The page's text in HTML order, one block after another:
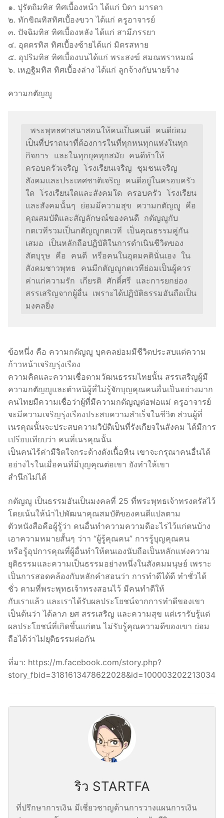
๑. ปุรัตถิมทิส ทิศเบื้องหน้า ได้แก่ บิดา มารดา
๒. ทักขิณทิสทิศเบื้องขวา ได้แก่ ครูอาจารย์
๓. ปัจฉิมทิส ทิศเบื้องหลัง ได้แก่ สามีภรรยา
๔. อุตตรทิส ทิศเบื้องซ้ายได้แก่ มิตรสหาย
๕. อุปริมทิส ทิศเบื้องบนได้แก่ พระสงฆ์ สมณพราหมณ์
๖. เหฏฐิมทิส ทิศเบื้องล่าง ได้แก่ ลูกจ้างกับนายจ้าง
ความกตัญญู
เป็นที่ปราถนาที่ต้องการในที่ทุกหนทุกแห่งในทุก
กิจการ และในทุกยุคทุกสมัย คนดีทำให้
ครอบครัวเจริญ โรงเรียนเจริญ ชุมชนเจริญ
สังคมและประเทศชาติเจริญ คนดีอยู่ในครอบครัว
ใด โรงเรียนใดและสังคมใด ครอบครัว โรงเรียน
และสังคมนั้นๆ ย่อมมีความสุข ความกตัญญู คือ
คุณสมบัติและสัญลักษณ์ของคนดี กตัญญูกับ
กตเวทีรวมเป็นกตัญญูกตเวที เป็นคุณธรรมคู่กัน
เสมอ เป็นหลักถือปฏิบัติในการดำเนินชีวิตของ
สัตบุรุษ คือ คนดี หรือคนในอุดมคตินั่นเอง ใน
สังคมชาวพุทธ คนมีกตัญญูกตเวทีย่อมเป็นผู้ควร
ค่าแก่ความรัก เกียรติ ศักดิ์ศรี และการยกย่อง
สรรเสริญจากผู้อื่น เพราะได้ปฏิบัติธรรมอันถือเป็น
มงคลยิ่ง
ข้อหนึ่ง คือ ความกตัญญู บุคคลย่อมมีชีวิตประสบแต่ความ
ก้าวหน้าเจริญรุ่งเรือง
ความคิดและความเชื่อตามวัฒนธรรมไทยนั้น สรรเสริญผู้มี
ความกตัญญูและตำหนิผู้ที่ไม่รู้จักบุญคุณคนอื่นเป็นอย่างมาก
คนไทยมีความเชื่อว่าผู้ที่มีความกตัญญูต่อพ่อแม่ ครูอาจารย์
จะมีความเจริญรุ่งเรืองประสบความสำเร็จในชีวิต ส่วนผู้ที่
เนรคุณนั้นจะประสบความวิบัติเป็นที่รังเกียจในสังคม ได้มีการ
เปรียบเทียบว่า คนที่เนรคุณนั้น
เป็นคนไร้ค่ามีจิตใจกระด้างดังเนื้อหิน เขาจะกรุณาคนอื่นได้
อย่างไรในเมื่อคนที่มีบุญคุณต่อเขา ยังทำให้เขา
สำนึกไม่ได้
กตัญญู เป็นธรรมอันเป็นมงคลที่ 25 ที่พระพุทธเจ้าทรงตรัสไว้
โดยเน้นให้นำไปพัฒนาคุณสมบัติของคนดีแปลตาม
ตัวหนังสือคือผู้รู้ว่า คนอื่นทำความความดีอะไรไว้แก่ตนบ้าง
เอาความหมายสั้นๆ ว่าา “ผู้รู้คุณคน” การรู้บุญคุณคน
หรือรู้อุปการคุณที่ผู้อื่นทำให้ตนเองนับถือเป็นหลักแห่งความ
ยุติธรรมและความเป็นธรรมอย่างหนึ่งในสังคมมนุษย์ เพราะ
เป็นการสอดคล้องกับหลักคำสอนว่า การทำดีได้ดี ทำชั่วได้
ชั่ว ตามที่พระพุทธเจ้าทรงสอนไว้ มีคนทำดีให้
กับเราแล้ว และเราได้รับผลประโยชน์จากการทำดีของเขา
เป็นต้นว่า ได้ลาภ ยศ สรรเสริญ และความสุข แต่เรารับรู้แต่
ผลประโยชน์ที่เกิดขึ้นแก่ตน ไม่รับรู้คุณความดีของเขา ย่อม
ถือได้ว่าไม่ยุติธรรมต่อกัน
ที่มา: https://m.facebook.com/story.php?
story_fbid=3181613478622028&id=100003202213034
ริว STARTFA
ที่ปรึกษาการเงิน มีเชี่ยวชาญด้านการวางแผนการเงิน